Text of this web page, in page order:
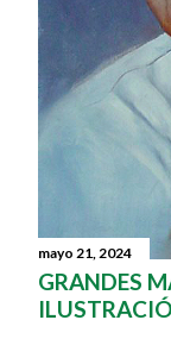
mayo 21, 2024
GRANDES